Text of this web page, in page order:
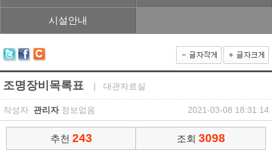
시설안내
조명장비목록표 | 대관자료실
작성자 관리자정보없음 2021-03-08 18:31:14
추천 243 조회 3098